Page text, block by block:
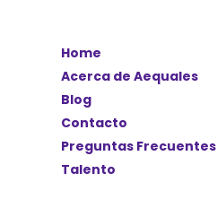
Home
Acerca de Aequales
Blog
Contacto
Preguntas Frecuentes
Talento